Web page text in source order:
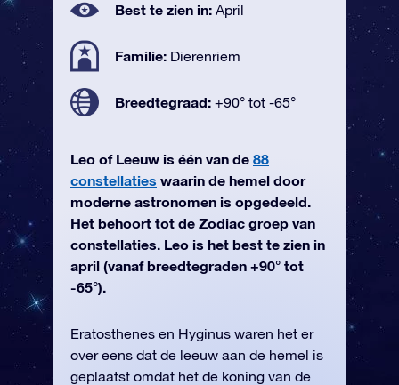
Best te zien in: April
Familie: Dierenriem
Breedtegraad: +90° tot -65°
Leo of Leeuw is één van de 88
constellaties waarin de hemel door
moderne astronomen is opgedeeld.
Het behoort tot de Zodiac groep van
constellaties. Leo is het best te zien in
april (vanaf breedtegraden +90° tot
-65°).
Eratosthenes en Hyginus waren het er
over eens dat de leeuw aan de hemel is
geplaatst omdat het de koning van de